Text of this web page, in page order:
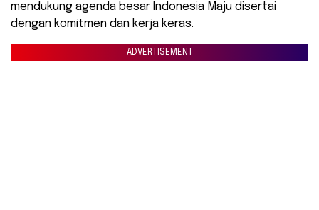
mendukung agenda besar Indonesia Maju disertai
dengan komitmen dan kerja keras.
ADVERTISEMENT